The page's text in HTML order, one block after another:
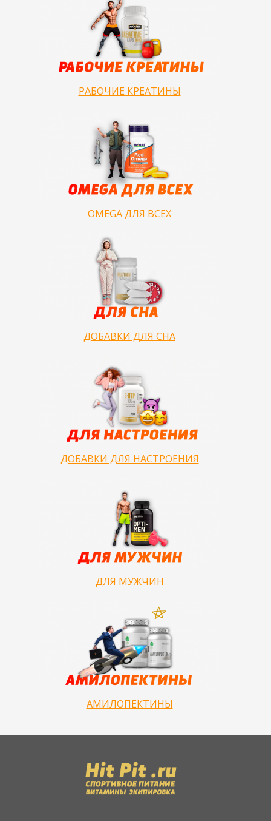
РАБОЧИЕ КРЕАТИНЫ
OMEGA ДЛЯ ВСЕХ
ДОБАВКИ ДЛЯ СНА
ДОБАВКИ ДЛЯ НАСТРОЕНИЯ
ДЛЯ МУЖЧИН
АМИЛОПЕКТИНЫ